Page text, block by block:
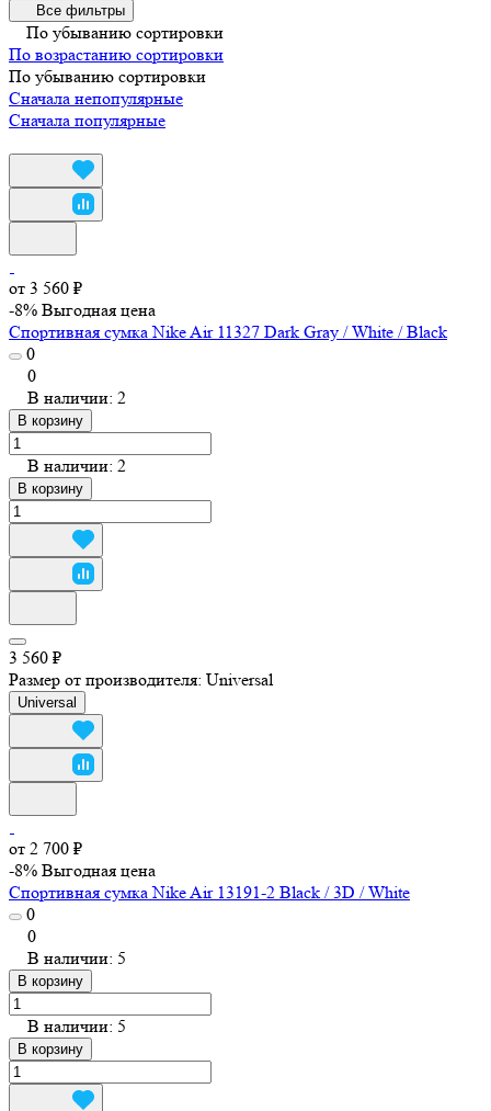
Все фильтры
По убыванию сортировки
По возрастанию сортировки
По убыванию сортировки
Сначала непопулярные
Сначала популярные
от 3 560 ₽
-8% Выгодная цена
Спортивная сумка Nike Air 11327 Dark Gray / White / Black
0
0
В наличии: 2
В корзину
В наличии: 2
В корзину
3 560 ₽
Размер от производителя: Universal
Universal
от 2 700 ₽
-8% Выгодная цена
Спортивная сумка Nike Air 13191-2 Black / 3D / White
0
0
В наличии: 5
В корзину
В наличии: 5
В корзину